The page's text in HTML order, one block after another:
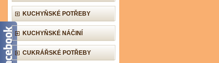
KUCHYŇSKÉ POTŘEBY
KUCHYŇSKÉ NÁČINÍ
CUKRÁŘSKÉ POTŘEBY